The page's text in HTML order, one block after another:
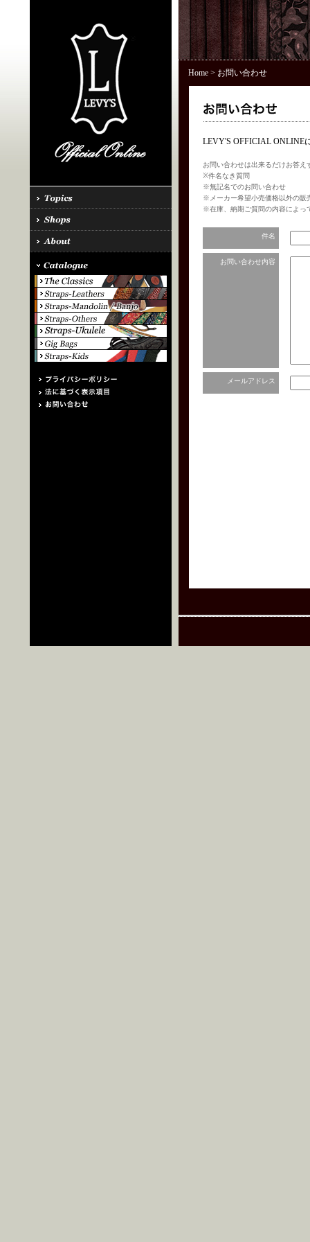
Home> お問い合わせ
LEVY'S OFFICIAL ONLINE
お問い合わせは出来るだけお答
※件名なき質問
※無記名でのお問い合わせ
※メーカー希望小売価格以外の販
※在庫、納期ご質問の内容によっ
件名
お問い合わせ内容
メールアドレス